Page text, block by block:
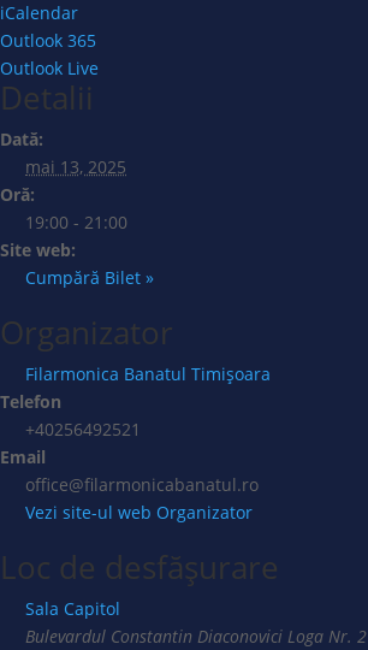
iCalendar
Outlook 365
Outlook Live
Detalii
Dată:
mai 13, 2025
Oră:
19:00 - 21:00
Site web:
Cumpără Bilet »
Organizator
Filarmonica Banatul Timișoara
Telefon
+40256492521
Email
office@filarmonicabanatul.ro
Vezi site-ul web Organizator
Loc de desfășurare
Sala Capitol
Bulevardul Constantin Diaconovici Loga Nr. 2